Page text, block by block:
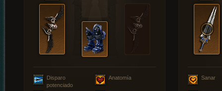
Disparo
potenciado
Anatomía Sanar